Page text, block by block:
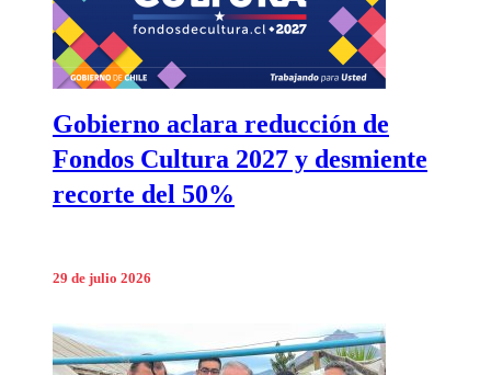
Gobierno aclara reducción de
Fondos Cultura 2027 y desmiente
recorte del 50%
29 de julio 2026